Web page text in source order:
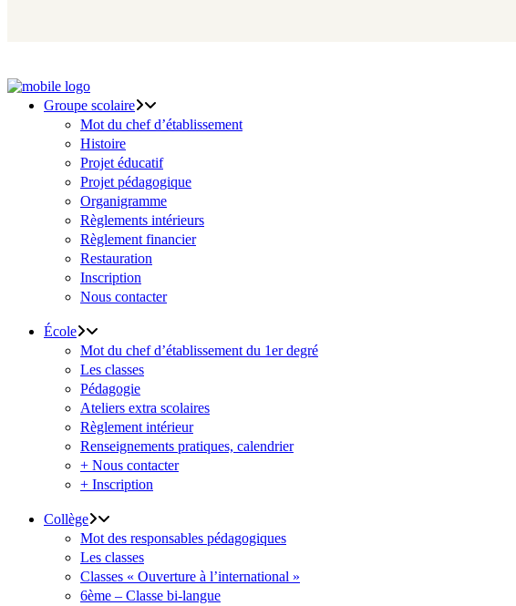
Groupe scolaire
Mot du chef d’établissement
Histoire
Projet éducatif
Projet pédagogique
Organigramme
Règlements intérieurs
Règlement financier
Restauration
Inscription
Nous contacter
École
Mot du chef d’établissement du 1er degré
Les classes
Pédagogie
Ateliers extra scolaires
Règlement intérieur
Renseignements pratiques, calendrier
+ Nous contacter
+ Inscription
Collège
Mot des responsables pédagogiques
Les classes
Classes « Ouverture à l’international »
6ème – Classe bi-langue